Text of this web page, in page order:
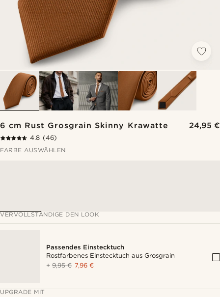
6 cm Rust Grosgrain Skinny Krawatte 24,95 €
4.8 (46)
FARBE AUSWÄHLEN
VERVOLLSTÄNDIGE DEN LOOK
Passendes Einstecktuch
Rostfarbenes Einstecktuch aus Grosgrain
+9,95 € 7,96 €
UPGRADE MIT